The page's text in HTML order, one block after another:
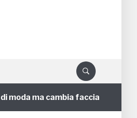
ma cambia faccia